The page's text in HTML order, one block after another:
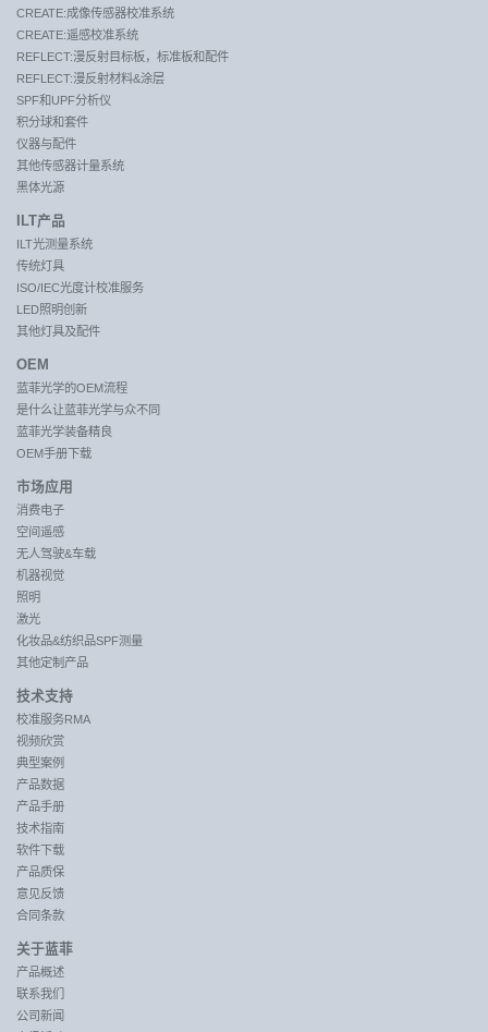
CREATE:成像传感器校准系统
CREATE:遥感校准系统
REFLECT:漫反射目标板，标准板和配件
REFLECT:漫反射材料&涂层
SPF和UPF分析仪
积分球和套件
仪器与配件
其他传感器计量系统
黑体光源
ILT产品
ILT光测量系统
传统灯具
ISO/IEC光度计校准服务
LED照明创新
其他灯具及配件
OEM
蓝菲光学的OEM流程
是什么让蓝菲光学与众不同
蓝菲光学装备精良
OEM手册下载
市场应用
消费电子
空间遥感
无人驾驶&车载
机器视觉
照明
激光
化妆品&纺织品SPF测量
其他定制产品
技术支持
校准服务RMA
视频欣赏
典型案例
产品数据
产品手册
技术指南
软件下载
产品质保
意见反馈
合同条款
关于蓝菲
产品概述
联系我们
公司新闻